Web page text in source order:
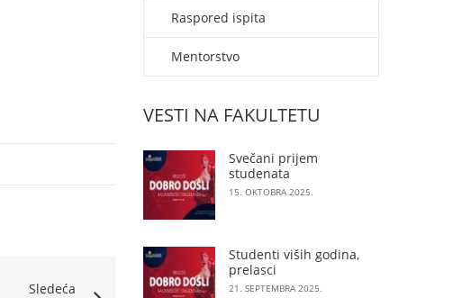
Sledeća
Raspored ispita
Mentorstvo
VESTI NA FAKULTETU
Svečani prijem
studenata
15. OKTOBRA 2025.
Studenti viših godina,
prelasci
21. SEPTEMBRA 2025.